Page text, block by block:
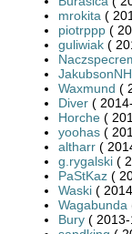
mrokita (
piotrppp (
guliwiak (
JakubsonNH
Waxmund (
Diver (
Horche (
yoohas (
altharr (
g.rygalski (
PaStKaz (
Waski (
Wagabunda
Bury (